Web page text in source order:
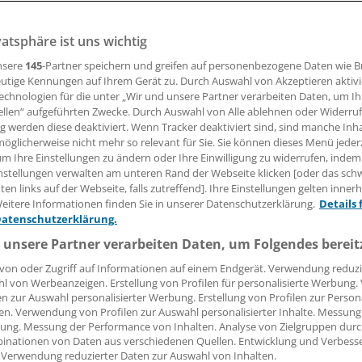
Bundeszentrale für gesundheitliche Aufklärung und das
haben einen Wettbewerb für die überzeugendste
Personal in Krankenhäusern ausgelobt.
sind bei Klinikmitarbeitern mit 20 Prozent niedrig. Hinter
nicht nur sie selbst zu schützen, sondern auch die
Auch niedergelassene Ärzte werden
Influenza-Impfung älterer und chronisch kranker
ist uns wichtig
145-Partner speichern und greifen auf personenbezogene Daten wie
Kennungen auf Ihrem Gerät zu. Durch Auswahl von Akzeptieren
für die unter „Wir und unsere Partner verarbeiten Daten, um
aufgeführten Zwecke. Durch Auswahl von Alle ablehnen oder
werden diese deaktiviert. Wenn Tracker deaktiviert sind, sind manche
nicht mehr so relevant für Sie. Sie können dieses Menü
Ihre Einstellungen zu ändern oder Ihre Einwilligung zu widerrufen, indem
verwalten am unteren Rand der Webseite klicken [oder das
links auf der Webseite, falls zutreffend]. Ihre Einstellungen gelten
Informationen finden Sie in unserer Datenschutzerklärung. Details
Partner verarbeiten Daten, um Folgendes
oder Zugriff auf Informationen auf einem Endgerät. Verwendung
von Werbeanzeigen. Erstellung von Profilen für personalisierte
zur Auswahl personalisierter Werbung. Erstellung von Profilen zur
Verwendung von Profilen zur Auswahl personalisierter Inhalte.
Messung der Performance von Inhalten. Analyse von Zielgruppen
von Daten aus verschiedenen Quellen. Entwicklung und
reduzierter Daten zur Auswahl von Inhalten.